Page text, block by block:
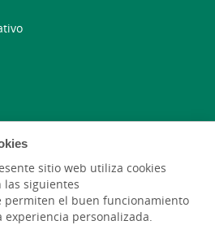
sitio web utiliza cookies
las siguientes
permiten el buen funcionamiento
personalizada.